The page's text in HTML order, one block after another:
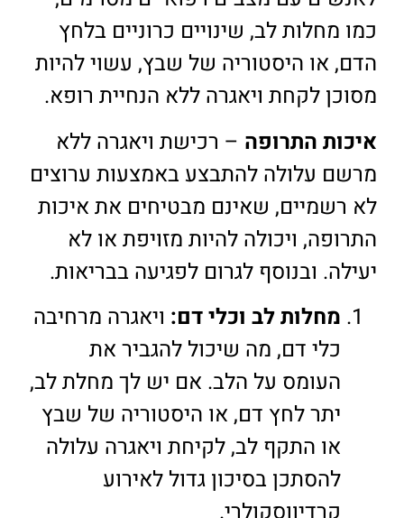
כמו מחלות לב, שינויים כרוניים בלחץ
הדם, או היסטוריה של שבץ, עשוי להיות
מסוכן לקחת ויאגרה ללא הנחיית רופא.
איכות התרופה – רכישת ויאגרה ללא
מרשם עלולה להתבצע באמצעות ערוצים
לא רשמיים, שאינם מבטיחים את איכות
התרופה, ויכולה להיות מזויפת או לא
יעילה. ובנוסף לגרום לפגיעה בבריאות.
מחלות לב וכלי דם: ויאגרה מרחיבה
כלי דם, מה שיכול להגביר את
העומס על הלב. אם יש לך מחלת לב,
יתר לחץ דם, או היסטוריה של שבץ
או התקף לב, לקיחת ויאגרה עלולה
להסתכן בסיכון גדול לאירוע